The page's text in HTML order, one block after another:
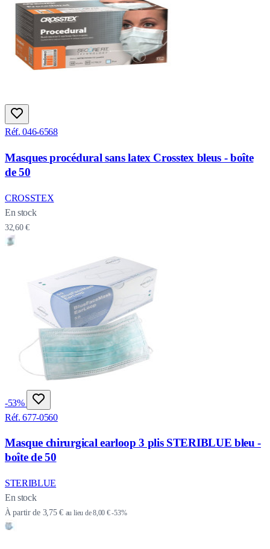
Réf. 046-6568
Masques procédural sans latex Crosstex bleus - boîte
de 50
CROSSTEX
En stock
32,60 €
-53%
Réf. 677-0560
Masque chirurgical earloop 3 plis STERIBLUE bleu -
boîte de 50
STERIBLUE
En stock
À partir de 3,75 € au lieu de8,00 €-53%